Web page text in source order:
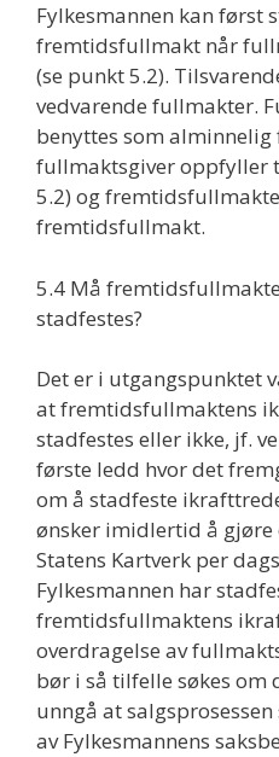
Fylkesmannen kan først
fremtidsfullmakt når
(se punkt 5.2).
vedvarende fullmakter.
benyttes som
fullmaktsgiver oppfyller
5.2) og
fremtidsfullmakt.
5.4 Må
stadfestes?
Det er i utgangspunktet
at fremtidsfullmaktens
stadfestes eller ikke, jf.
første ledd hvor det
om å stadfeste
ønsker imidlertid å
Statens Kartverk per
Fylkesmannen har
fremtidsfullmaktens
overdragelse av
bør i så tilfelle søkes om
unngå at
av Fylkesmannens